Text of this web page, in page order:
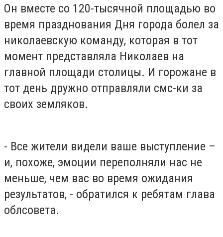
Он вместе со 120-тысячной площадью во
время празднования Дня города болел за
николаевскую команду, которая в тот
момент представляла Николаев на
главной площади столицы. И горожане в
тот день дружно отправляли смс-ки за
своих земляков.
- Все жители видели ваше выступление –
и, похоже, эмоции переполняли нас не
меньше, чем вас во время ожидания
результатов, - обратился к ребятам глава
облсовета.